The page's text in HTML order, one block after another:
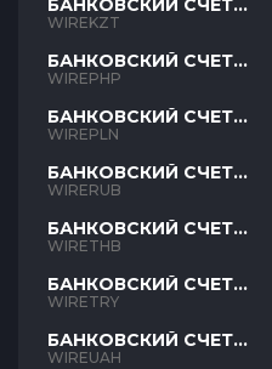
БАНКОВСКИЙ СЧЕТ
KZT
WIREKZT
БАНКОВСКИЙ СЧЕТ
PHP
WIREPHP
БАНКОВСКИЙ СЧЕТ
PLN
WIREPLN
БАНКОВСКИЙ СЧЕТ
RUB
WIRERUB
БАНКОВСКИЙ СЧЕТ
THB
WIRETHB
БАНКОВСКИЙ СЧЕТ
TRY
WIRETRY
БАНКОВСКИЙ СЧЕТ
UAH
WIREUAH